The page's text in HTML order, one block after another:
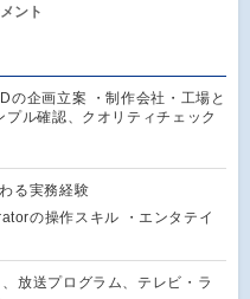
ント
の企画立案 ・制作会社・工場と
ル確認、クオリティチェック
る実務経験
の操作スキル ・エンタテイ
放送プログラム、テレビ・ラ